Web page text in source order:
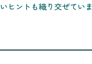
ヒントも織り交ぜていま